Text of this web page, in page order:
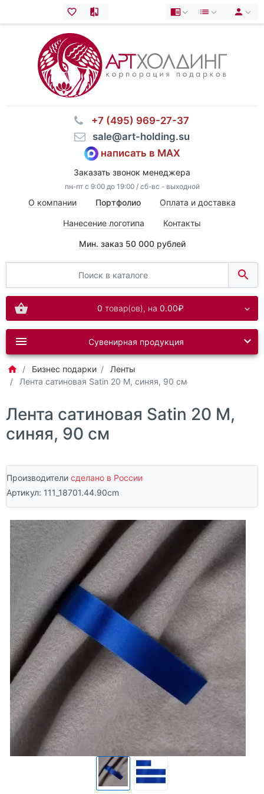
⠀+7 (495) 969-27-37
⠀sale@art-holding.su
написать в MAX
Заказать звонок менеджера
пн-пт с 9:00 до 19:00 / сб-вс - выходной
О компании Портфолио Оплата и доставка
Нанесение логотипа Контакты
Мин. заказ 50 000 рублей
0 товар(ов), на 0.00₽
Сувенирная продукция
Бизнес подарки
Ленты
Лента сатиновая Satin 20 M, синяя, 90 см
Лента сатиновая Satin 20 M,
синяя, 90 см
Производители сделано в России
Артикул: 111_18701.44.90cm